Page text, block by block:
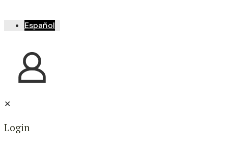
Español
✕
Login